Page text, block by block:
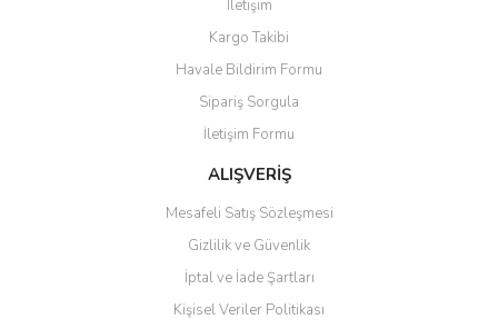
İletişim
Kargo Takibi
Havale Bildirim Formu
Sipariş Sorgula
İletişim Formu
ALIŞVERİŞ
Mesafeli Satış Sözleşmesi
Gizlilik ve Güvenlik
İptal ve İade Şartları
Kişisel Veriler Politikası